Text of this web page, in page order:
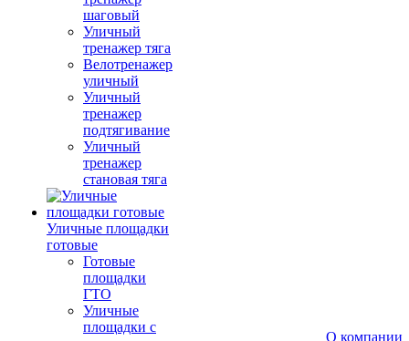
шаговый
Уличный
тренажер тяга
Велотренажер
уличный
Уличный
тренажер
подтягивание
Уличный
тренажер
становая тяга
Уличные площадки
готовые
Готовые
площадки
ГТО
Уличные
площадки с
О компании